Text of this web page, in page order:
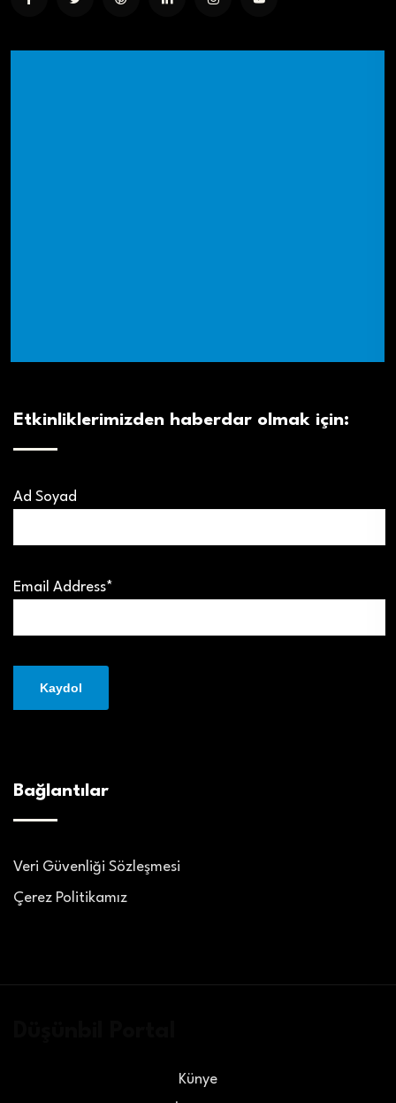
Etkinliklerimizden haberdar olmak için:
Ad Soyad
Email Address*
Bağlantılar
Veri Güvenliği Sözleşmesi
Çerez Politikamız
Künye